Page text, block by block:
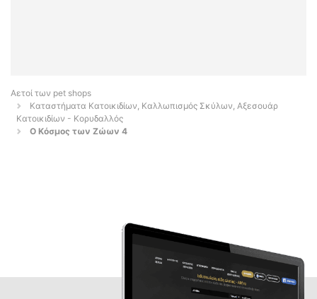
Αετοί των pet shops
Καταστήματα Κατοικιδίων, Καλλωπισμός Σκύλων, Αξεσουάρ
Κατοικιδίων - Κορυδαλλός
Ο Κόσμος των Ζώων 4